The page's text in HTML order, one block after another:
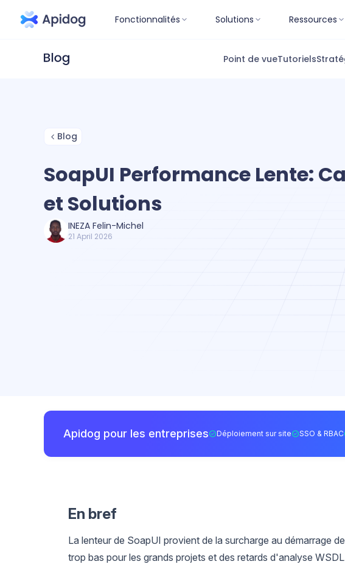
Fonctionnalités Solutions Ressources
Point de vueTutoriels
Blog
SoapUI Performance Lente:
et Solutions
INEZA Felin-Michel
21 April 2026
Apidog pour les entreprises Déploiement sur site SSO & RBAC
En bref
La lenteur de SoapUI provient de la surcharge au démarrage
trop bas pour les grands projets et des retards d'analyse